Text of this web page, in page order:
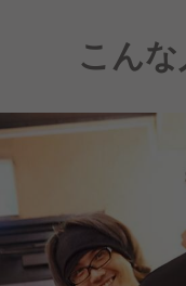
こん